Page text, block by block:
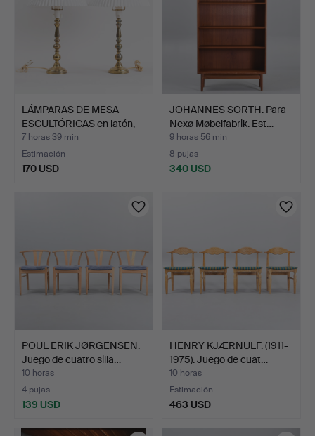
LÁMPARAS DE MESA
ESCULTÓRICAS en latón,
Di…
7 horas 39 min
Estimación
170 USD
JOHANNES SORTH. Para
Nexø Møbelfabrik. Est…
9 horas 56 min
8 pujas
340 USD
POUL ERIK JØRGENSEN.
Juego de cuatro silla…
10 horas
4 pujas
139 USD
HENRY KJÆRNULF. (1911-
1975). Juego de cuat…
10 horas
Estimación
463 USD